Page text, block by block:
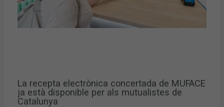
La recepta electrònica concertada de MUFACE
ja està disponible per als mutualistes de
Catalunya